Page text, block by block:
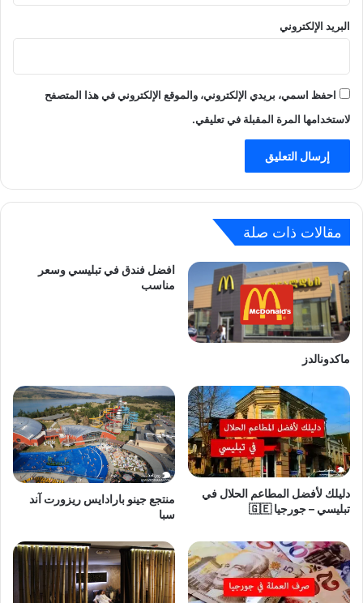
البريد الإلكتروني
احفظ اسمي، بريدي الإلكتروني، والموقع الإلكتروني في هذا المتصفح
لاستخدامها المرة المقبلة في تعليقي.
مقالات ذات صلة
ماكدونالدز
افضل فندق في تبليسي وسعر
مناسب
دليلك لأفضل المطاعم الحلال في
تبليسي – جورجيا 🇬🇪
منتجع جينو بارادايس ريزورت آند
سبا